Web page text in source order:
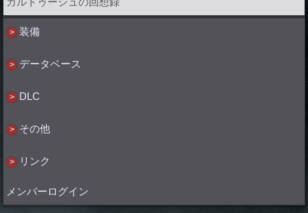
装備
データベース
DLC
その他
リンク
メンバーログイン